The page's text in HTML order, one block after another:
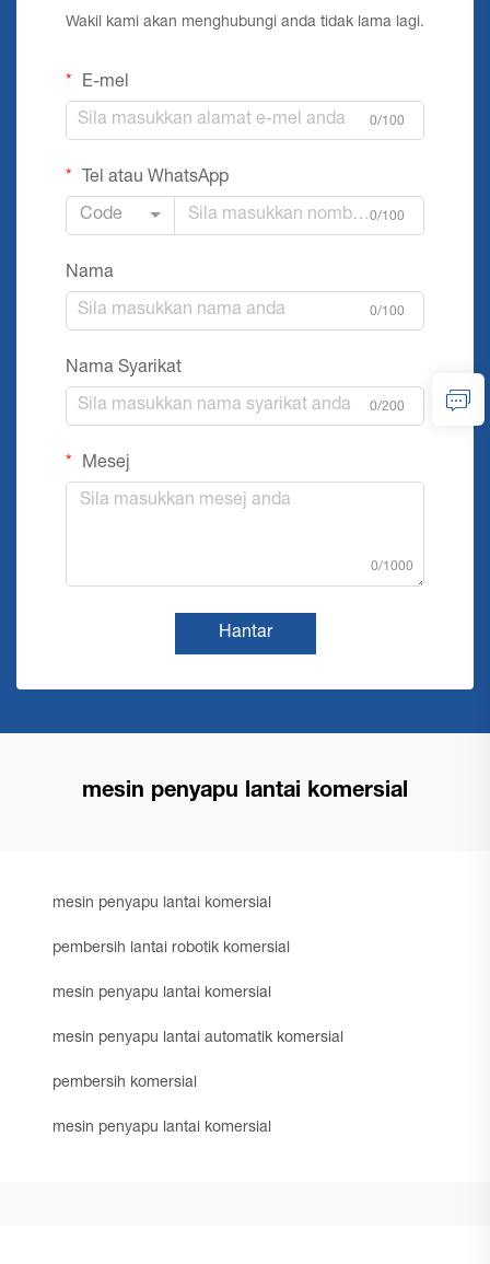
Wakil kami akan menghubungi anda tidak lama lagi.
E-mel
0/100
Tel atau WhatsApp
Code 0/100
Nama
0/100
Nama Syarikat
0/200
Mesej
0/1000
Hantar
mesin penyapu lantai komersial
mesin penyapu lantai komersial
pembersih lantai robotik komersial
mesin penyapu lantai komersial
mesin penyapu lantai automatik komersial
pembersih komersial
mesin penyapu lantai komersial